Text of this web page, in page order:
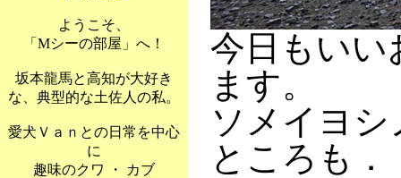
ようこそ、
「Mシーの部屋」へ！
坂本龍馬と高知が大好き
な、典型的な土佐人の私。
愛犬Ｖａｎとの日常を中心
に
趣味のクワ ・ カブ
今日もいい
ます。
ソメイヨ
ところも．